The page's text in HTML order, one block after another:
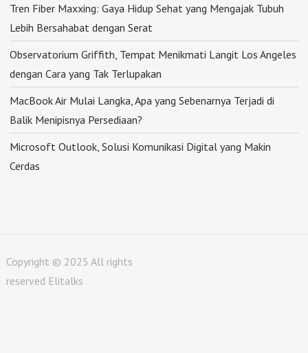
Tren Fiber Maxxing: Gaya Hidup Sehat yang Mengajak Tubuh
Lebih Bersahabat dengan Serat
Observatorium Griffith, Tempat Menikmati Langit Los Angeles
dengan Cara yang Tak Terlupakan
MacBook Air Mulai Langka, Apa yang Sebenarnya Terjadi di
Balik Menipisnya Persediaan?
Microsoft Outlook, Solusi Komunikasi Digital yang Makin
Cerdas
Copyright © 2025 All rights
reserved Elitalks